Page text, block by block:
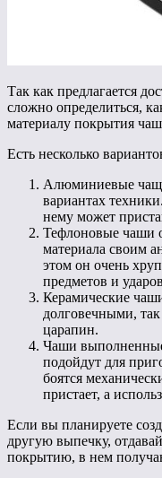
Так как предлагается
сложно определиться,
материалу покрытия
Есть несколько
Алюминиевые
вариантах
нему может
Тефлоновые чаши
материала своим
этом он очень
предметов и
Керамические
долговечными,
царапин.
Чаши
подойдут для
боятся
пристает, а
Если вы планируете
другую выпечку,
покрытию, в нем